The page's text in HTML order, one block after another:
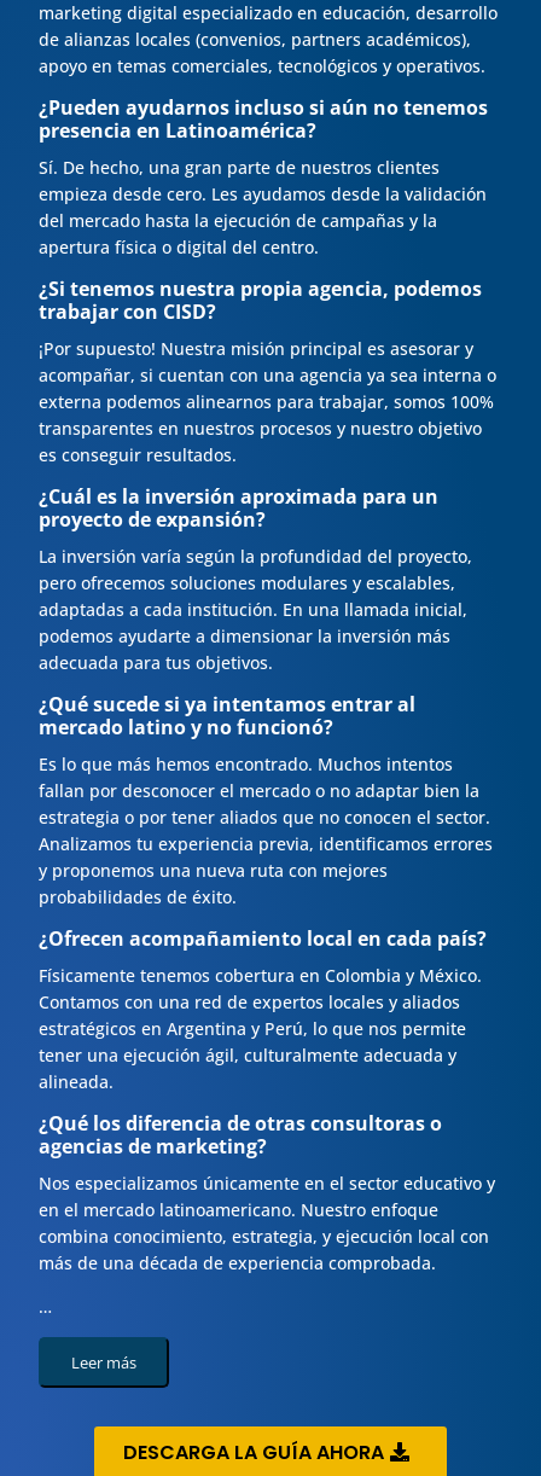
marketing digital especializado en educación, desarrollo
de alianzas locales (convenios, partners académicos),
apoyo en temas comerciales, tecnológicos y operativos.
¿Pueden ayudarnos incluso si aún no tenemos
presencia en Latinoamérica?
Sí. De hecho, una gran parte de nuestros clientes
empieza desde cero. Les ayudamos desde la validación
del mercado hasta la ejecución de campañas y la
apertura física o digital del centro.
¿Si tenemos nuestra propia agencia, podemos
trabajar con CISD?
¡Por supuesto! Nuestra misión principal es asesorar y
acompañar, si cuentan con una agencia ya sea interna o
externa podemos alinearnos para trabajar, somos 100%
transparentes en nuestros procesos y nuestro objetivo
es conseguir resultados.
¿Cuál es la inversión aproximada para un
proyecto de expansión?
La inversión varía según la profundidad del proyecto,
pero ofrecemos soluciones modulares y escalables,
adaptadas a cada institución. En una llamada inicial,
podemos ayudarte a dimensionar la inversión más
adecuada para tus objetivos.
¿Qué sucede si ya intentamos entrar al
mercado latino y no funcionó?
Es lo que más hemos encontrado. Muchos intentos
fallan por desconocer el mercado o no adaptar bien la
estrategia o por tener aliados que no conocen el sector.
Analizamos tu experiencia previa, identificamos errores
y proponemos una nueva ruta con mejores
probabilidades de éxito.
¿Ofrecen acompañamiento local en cada país?
Físicamente tenemos cobertura en Colombia y México.
Contamos con una red de expertos locales y aliados
estratégicos en Argentina y Perú, lo que nos permite
tener una ejecución ágil, culturalmente adecuada y
alineada.
¿Qué los diferencia de otras consultoras o
agencias de marketing?
Nos especializamos únicamente en el sector educativo y
en el mercado latinoamericano. Nuestro enfoque
combina conocimiento, estrategia, y ejecución local con
más de una década de experiencia comprobada.
…
Leer más
DESCARGA LA GUÍA AHORA